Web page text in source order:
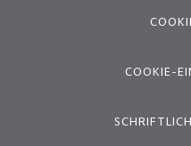
COOKIE-